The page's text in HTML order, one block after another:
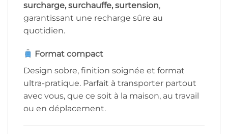
surcharge, surchauffe, surtension,
garantissant une recharge sûre au
quotidien.
Format compact
Design sobre, finition soignée et format
ultra-pratique. Parfait à transporter partout
avec vous, que ce soit à la maison, au travail
ou en déplacement.